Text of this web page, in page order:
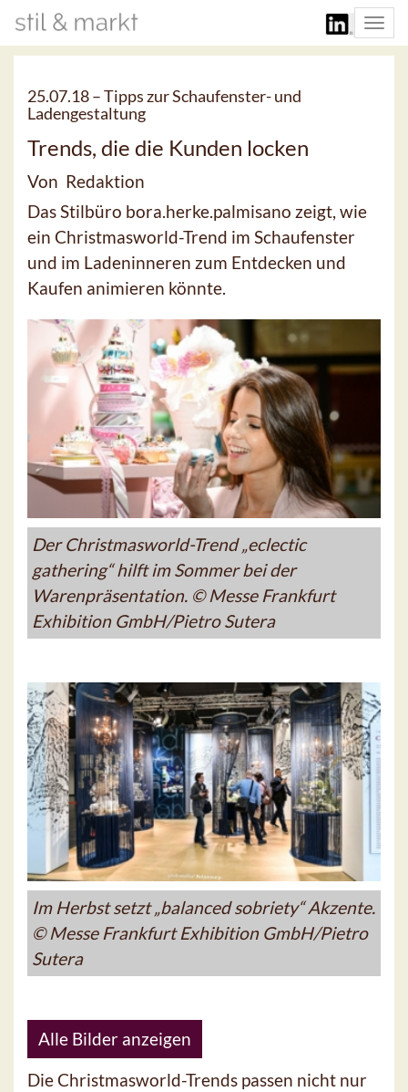
25.07.18 –Tipps zur Schaufenster- und
Ladengestaltung
Trends, die die Kunden locken
Von Redaktion
Das Stilbüro bora.herke.palmisano zeigt, wie
ein Christmasworld-Trend im Schaufenster
und im Ladeninneren zum Entdecken und
Kaufen animieren könnte.
Der Christmasworld-Trend „eclectic
gathering“ hilft im Sommer bei der
Warenpräsentation. © Messe Frankfurt
Exhibition GmbH/Pietro Sutera
Im Herbst setzt „balanced sobriety“ Akzente.
© Messe Frankfurt Exhibition GmbH/Pietro
Sutera
Alle Bilder anzeigen
Die Christmasworld-Trends passen nicht nur